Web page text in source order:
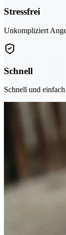
Stressfrei
Unkompliziert
Schnell
Schnell und